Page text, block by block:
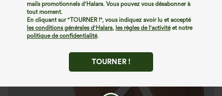
mails promotionnels d'Halara. Vous pouvez vous désabonner à
tout moment.
En cliquant sur "TOURNER !", vous indiquez avoir lu et accepté
les conditions générales d'Halara, les règles de l'activitéet notre
politique de confidentialité.
TOURNER !